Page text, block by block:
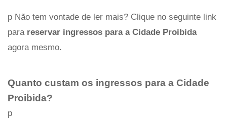
p Não tem vontade de ler mais? Clique no seguinte link
para reservar ingressos para a Cidade Proibida
agora mesmo.
Quanto custam os ingressos para a Cidade
Proibida?
p